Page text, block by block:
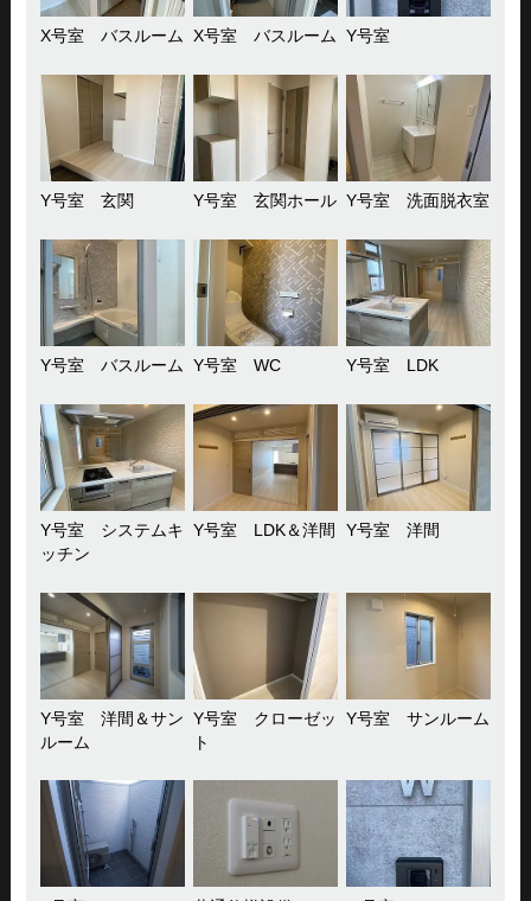
X号室 バスルーム X号室 バスルーム Y号室
Y号室 玄関 Y号室 玄関ホール Y号室 洗面脱衣室
Y号室 バスルーム Y号室 WC Y号室 LDK
Y号室 システムキ
ッチン
Y号室 LDK＆洋間 Y号室 洋間
Y号室 洋間＆サン
ルーム
Y号室 クローゼッ
ト
Y号室 サンルーム